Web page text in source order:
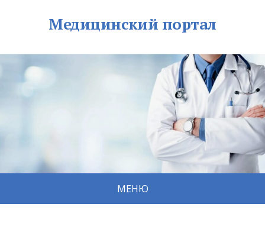
Медицинский портал
МЕНЮ